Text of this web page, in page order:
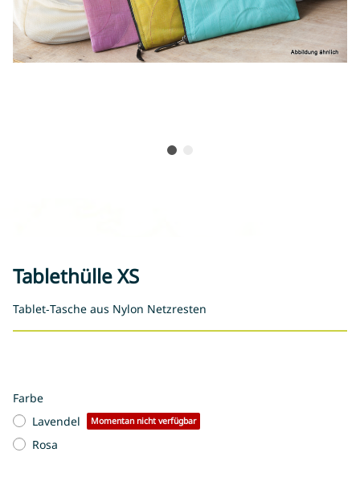
Tablethülle XS
Tablet-Tasche aus Nylon Netzresten
Farbe
Lavendel
Momentan nicht verfügbar
Rosa